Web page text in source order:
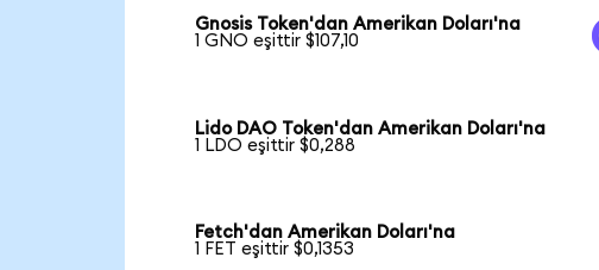
Gnosis Token'dan Amerikan Doları'na
1 GNO eşittir $107,10
Lido DAO Token'dan Amerikan Doları'na
1 LDO eşittir $0,288
Fetch'dan Amerikan Doları'na
1 FET eşittir $0,1353